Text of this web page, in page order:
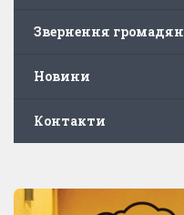
Звернення громадян
Новини
Контакти